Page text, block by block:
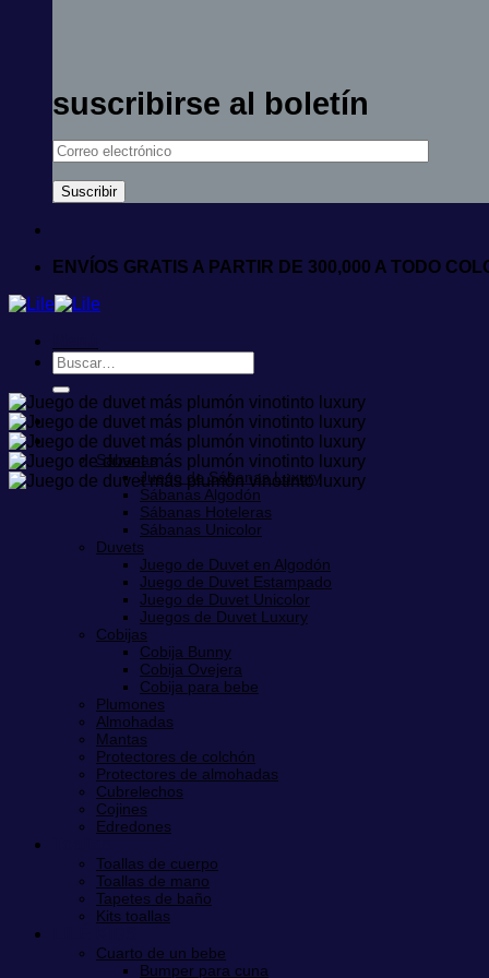
suscribirse al boletín
ENVÍOS GRATIS A PARTIR DE 300,000 A TODO
Buscar
por:
Inicio
Ropa de Cama
Sábanas
Juego de Sábanas Luxury
Sábanas Algodón
Sábanas Hoteleras
Sábanas Unicolor
Duvets
Juego de Duvet en Algodón
Juego de Duvet Estampado
Juego de Duvet Unicolor
Juegos de Duvet Luxury
Cobijas
Cobija Bunny
Cobija Ovejera
Cobija para bebe
Plumones
Almohadas
Mantas
Protectores de colchón
Protectores de almohadas
Cubrelechos
Cojines
Edredones
Toallas de cuerpo
Toallas de mano
Tapetes de baño
Kits toallas
Cuarto de un bebe
Bumper para cuna